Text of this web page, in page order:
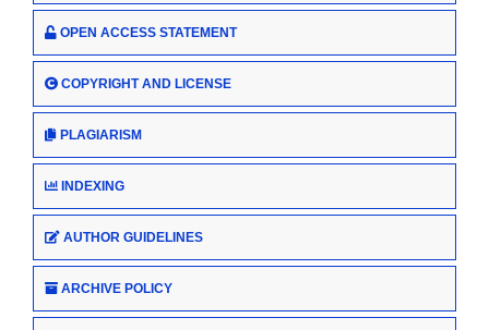
OPEN ACCESS STATEMENT
COPYRIGHT AND LICENSE
PLAGIARISM
INDEXING
AUTHOR GUIDELINES
ARCHIVE POLICY